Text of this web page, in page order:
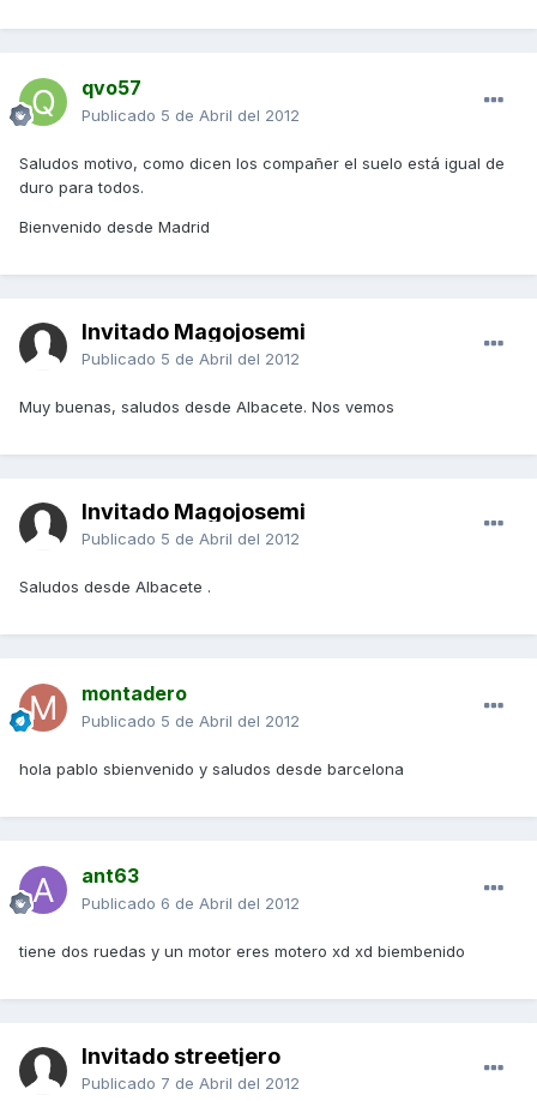
qvo57
Publicado 5 de Abril del 2012
Saludos motivo, como dicen los compañer el suelo está igual de
duro para todos.
Bienvenido desde Madrid
Invitado Magojosemi
Publicado 5 de Abril del 2012
Muy buenas, saludos desde Albacete. Nos vemos
Invitado Magojosemi
Publicado 5 de Abril del 2012
Saludos desde Albacete .
montadero
Publicado 5 de Abril del 2012
hola pablo sbienvenido y saludos desde barcelona
ant63
Publicado 6 de Abril del 2012
tiene dos ruedas y un motor eres motero xd xd biembenido
Invitado streetjero
Publicado 7 de Abril del 2012